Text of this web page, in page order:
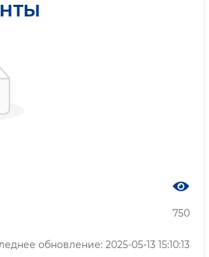
750
обновление: 2025-05-13 15:10:13